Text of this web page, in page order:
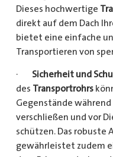
Dieses hochwertige
direkt auf dem Dach
bietet eine einfache
Transportieren von
· Sicherheit und
des Transportrohrs
Gegenstände
verschließen und vor
schützen. Das robuste
gewährleistet zudem